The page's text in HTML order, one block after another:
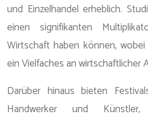
und Einzelhandel erheblich.
einen signifikanten
Wirtschaft haben können,
ein Vielfaches an wirtschaftlicher
Darüber hinaus bieten
Handwerker und